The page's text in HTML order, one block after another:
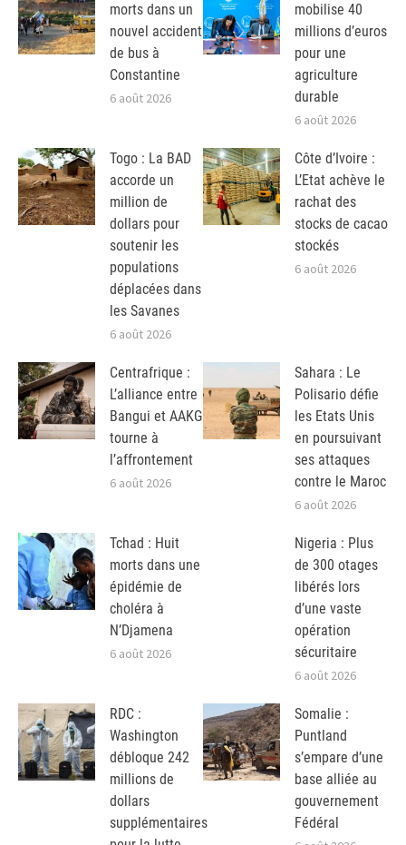
morts dans un
nouvel accident
de bus à
Constantine
6 août 2026
mobilise 40
millions d’euros
pour une
agriculture
durable
6 août 2026
Togo : La BAD
accorde un
million de
dollars pour
soutenir les
populations
déplacées dans
les Savanes
6 août 2026
Côte d’Ivoire :
L’Etat achève le
rachat des
stocks de cacao
stockés
6 août 2026
Centrafrique :
L’alliance entre
Bangui et AAKG
tourne à
l’affrontement
6 août 2026
Sahara : Le
Polisario défie
les Etats Unis
en poursuivant
ses attaques
contre le Maroc
6 août 2026
Tchad : Huit
morts dans une
épidémie de
choléra à
N’Djamena
6 août 2026
Nigeria : Plus
de 300 otages
libérés lors
d’une vaste
opération
sécuritaire
6 août 2026
RDC :
Washington
débloque 242
millions de
dollars
supplémentaires
Somalie :
Puntland
s’empare d’une
base alliée au
gouvernement
Fédéral